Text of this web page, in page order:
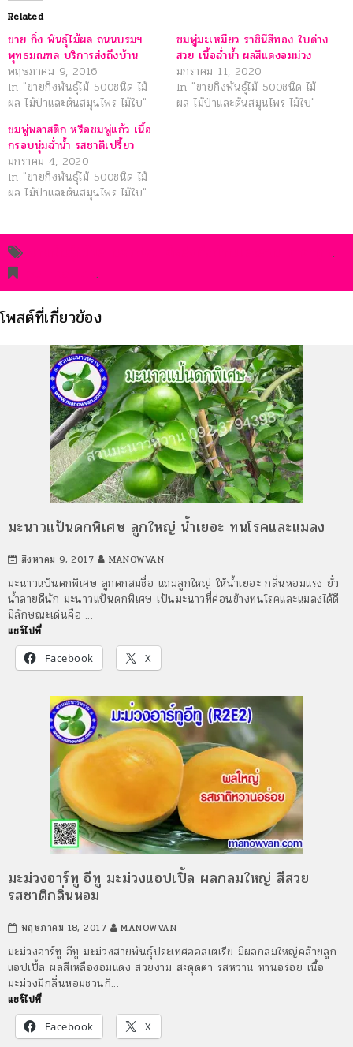
Related
ขาย กิ่ง พันธุ์ไม้ผล ถนนบรมฯ
พุทธมณฑล บริการส่งถึงบ้าน
พฤษภาคม 9, 2016
In "ขายกิ่งพันธุ์ไม้ 500ชนิด ไม้
ผล ไม้ป่าและต้นสมุนไพร ไม้ใบ"
ชมพู่มะเหมียว ราชินีสีทอง ใบด่าง
สวย เนื้อฉ่ำน้ำ ผลสีแดงอมม่วง
มกราคม 11, 2020
In "ขายกิ่งพันธุ์ไม้ 500ชนิด ไม้
ผล ไม้ป่าและต้นสมุนไพร ไม้ใบ"
ชมพู่พลาสติก หรือชมพู่แก้ว เนื้อ
กรอบนุ่มฉ่ำน้ำ รสชาติเปรี้ยว
มกราคม 4, 2020
In "ขายกิ่งพันธุ์ไม้ 500ชนิด ไม้
ผล ไม้ป่าและต้นสมุนไพร ไม้ใบ"
.
.
โพสต์ที่เกี่ยวข้อง
มะนาวแป้นดกพิเศษ ลูกใหญ่ น้ำเยอะ ทนโรคและแมลง
สิงหาคม 9, 2017 MANOWVAN
มะนาวแป้นดกพิเศษ ลูกดกสมชื่อ แถมลูกใหญ่ ให้น้ำเยอะ กลิ่นหอมแรง ยั่ว
น้ำลายดีนัก มะนาวแป้นดกพิเศษ เป็นมะนาวที่ค่อนข้างทนโรคและแมลงได้ดี
มีลักษณะเด่นคือ …
แชร์ไปที่
Facebook
X
มะม่วงอาร์ทู อีทู มะม่วงแอปเปิ้ล ผลกลมใหญ่ สีสวย
รสชาติกลิ่นหอม
พฤษภาคม 18, 2017 MANOWVAN
มะม่วงอาร์ทู อีทู มะม่วงสายพันธุ์ประเทศออสเตเรีย มีผลกลมใหญ่คล้ายลูก
แอปเปิ้ล ผลสีเหลืองอมแดง สวยงาม สะดุดตา รสหวาน ทานอร่อย เนื้อ
มะม่วงมีกลิ่นหอมชวนกิ…
แชร์ไปที่
Facebook
X